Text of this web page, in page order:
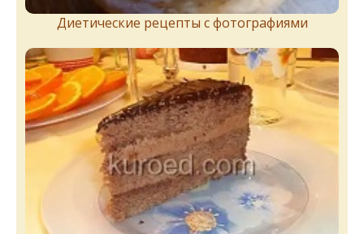
Диетические рецепты с фотографиями